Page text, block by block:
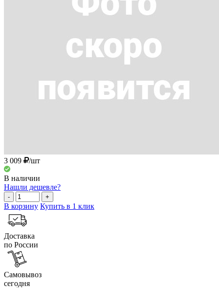
3 009 /шт
В наличии
Нашли дешевле?
- +
В корзину Купить в 1 клик
Доставка
по России
Самовывоз
сегодня